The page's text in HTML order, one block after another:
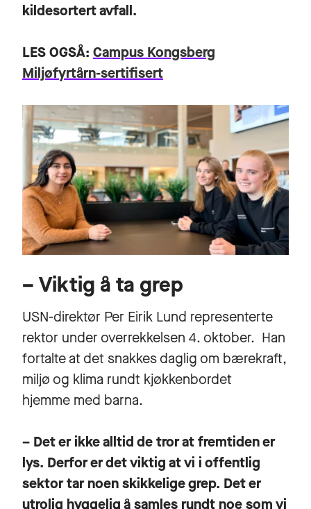
kildesortert avfall.
LES OGSÅ: Campus Kongsberg
Miljøfyrtårn-sertifisert
– Viktig å ta grep
USN-direktør Per Eirik Lund representerte
rektor under overrekkelsen 4. oktober. Han
fortalte at det snakkes daglig om bærekraft,
miljø og klima rundt kjøkkenbordet
hjemme med barna.
– Det er ikke alltid de tror at fremtiden er
lys. Derfor er det viktig at vi i offentlig
sektor tar noen skikkelige grep. Det er
utrolig hyggelig å samles rundt noe som vi